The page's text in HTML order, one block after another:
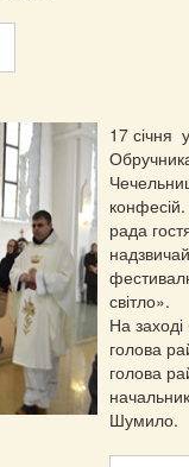
17 січня
рада
світло».
На
голова
голова
Шумило.